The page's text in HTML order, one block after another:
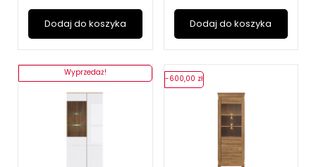
Dodaj do koszyka Dodaj do koszyka
Wyprzedaż!
-600,00 zł